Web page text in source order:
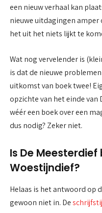
een nieuw verhaal kan
nieuwe uitdagingen
het uit het niets lijkt te
Wat nog vervelender is
is dat de nieuwe
uitkomst van boek twee!
opzichte van het einde van
wéér een boek over een
dus nodig? Zeker niet.
Is De
Woestijndief?
Helaas is het antwoord op
gewoon niet in. De